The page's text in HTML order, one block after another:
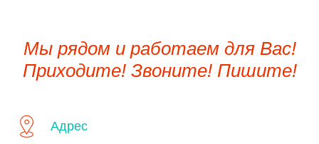
Мы рядом и работаем для Вас!
Приходите! Звоните! Пишите!
Адрес